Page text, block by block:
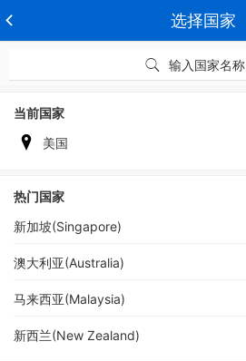
选择国家
输入国家名称
当前国家
美国
热门国家
新加坡(Singapore)
澳大利亚(Australia)
马来西亚(Malaysia)
新西兰(New Zealand)